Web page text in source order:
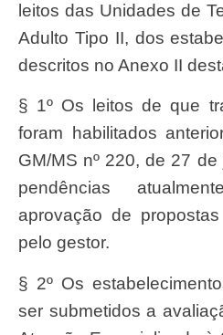
leitos das Unidades de
Adulto Tipo II, dos
descritos no Anexo II
§ 1º Os leitos de que
foram habilitados
GM/MS nº 220, de 27
pendências
aprovação de
pelo gestor.
§ 2º Os
ser submetidos a